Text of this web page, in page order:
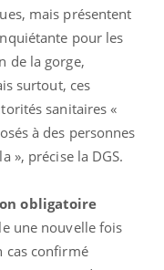
mais présentent
pour les
de la gorge,
surtout, ces
sanitaires «
à des personnes
», précise la DGS.
obligatoire
une nouvelle fois
cas confirmé